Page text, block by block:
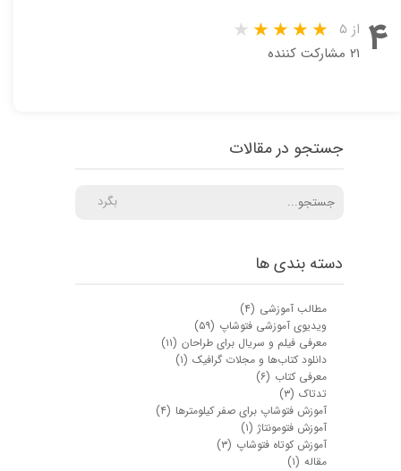
۴ از ۵
۲۱ مشارکت کننده
دسته بندی ها
مطالب آموزشی (۴)
ویدیوی آموزشی فتوشاپ (۵۹)
معرفی فیلم و سریال برای طراحان (۱۱)
دانلود کتاب‌ها و مجلات گرافیک (۱)
معرفی کتاب (۶)
تدتاک (۳)
آموزش فتوشاپ برای صفر کیلومترها (۴)
آموزش فتومونتاژ (۱)
آموزش کوتاه فتوشاپ (۳)
مقاله (۱)
جستجو در مقالات
بگرد